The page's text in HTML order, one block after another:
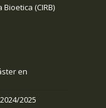
(CIRB)
en
2025